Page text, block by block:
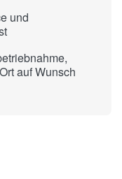
und
auf Wunsch